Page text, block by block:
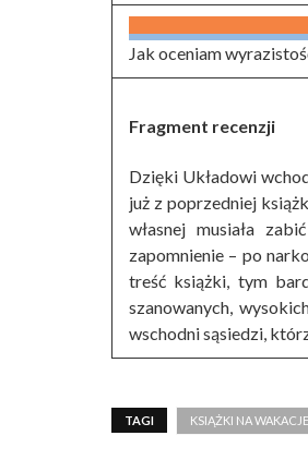
Jak oceniam
Fragment recenzji
Dzięki Układowi
już z poprzedniej
własnej musiała
zapomnienie – po
treść książki, tym
szanowanych,
wschodni sąsiedzi,
TAGI KSIĄŻKI NA WAKACJE